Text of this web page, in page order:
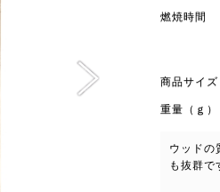
燃焼時間
商品サイズ
重量（ｇ）
ウッドの
も抜群で